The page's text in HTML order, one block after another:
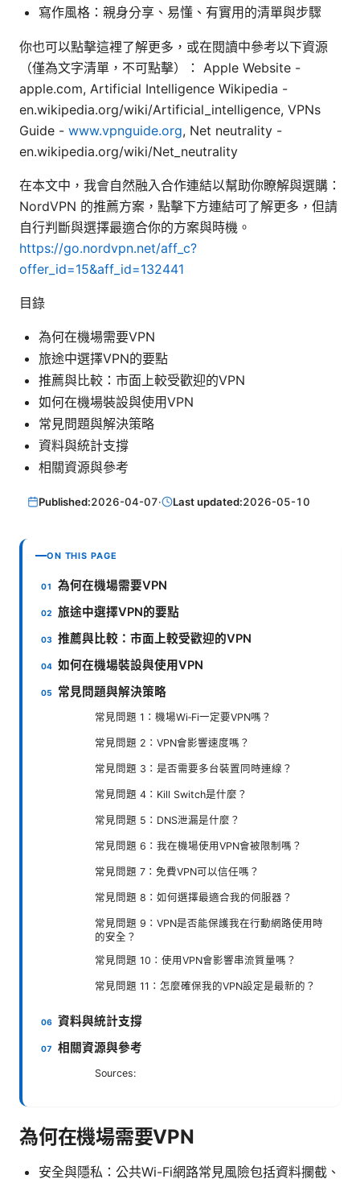
寫作風格：親身分享、易懂、有實用的清單與步驟
你也可以點擊這裡了解更多，或在閱讀中參考以下資源
（僅為文字清單，不可點擊）： Apple Website -
apple.com, Artificial Intelligence Wikipedia -
en.wikipedia.org/wiki/Artificial_intelligence, VPNs
Guide - www.vpnguide.org, Net neutrality -
en.wikipedia.org/wiki/Net_neutrality
在本文中，我會自然融入合作連結以幫助你瞭解與選購：
NordVPN 的推薦方案，點擊下方連結可了解更多，但請
自行判斷與選擇最適合你的方案與時機。
https://go.nordvpn.net/aff_c?
offer_id=15&aff_id=132441
目錄
為何在機場需要VPN
旅途中選擇VPN的要點
推薦與比較：市面上較受歡迎的VPN
如何在機場裝設與使用VPN
常見問題與解決策略
資料與統計支撐
相關資源與參考
Published:2026-04-07· Last updated:2026-05-10
ON THIS PAGE
為何在機場需要VPN
旅途中選擇VPN的要點
推薦與比較：市面上較受歡迎的VPN
如何在機場裝設與使用VPN
常見問題與解決策略
常見問題 1：機場Wi‑Fi一定要VPN嗎？
常見問題 2：VPN會影響速度嗎？
常見問題 3：是否需要多台裝置同時連線？
常見問題 4：Kill Switch是什麼？
常見問題 5：DNS泄漏是什麼？
常見問題 6：我在機場使用VPN會被限制嗎？
常見問題 7：免費VPN可以信任嗎？
常見問題 8：如何選擇最適合我的伺服器？
常見問題 9：VPN是否能保護我在行動網路使用時
的安全？
常見問題 10：使用VPN會影響串流質量嗎？
常見問題 11：怎麼確保我的VPN設定是最新的？
資料與統計支撐
相關資源與參考
Sources:
為何在機場需要VPN
安全與隱私：公共Wi-Fi網路常見風險包括資料攔截、